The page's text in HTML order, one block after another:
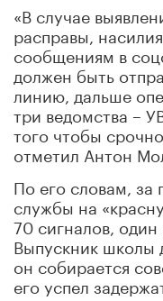
«В случае
расправы,
сообщениям в
должен быть
линию, дальше
три ведомства –
того чтобы
отметил Антон
По его словам,
службы на
70 сигналов, один
Выпускник школы
он собирается
его успел